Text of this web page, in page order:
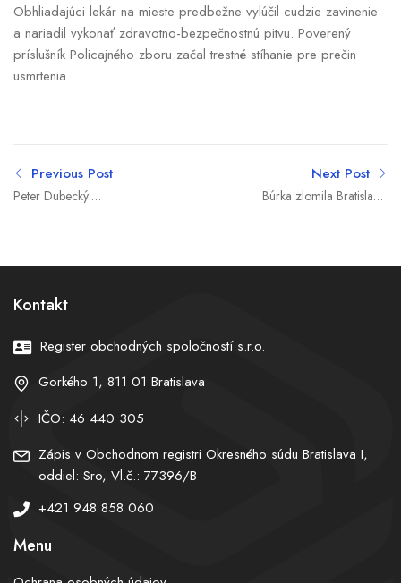
Obhliadajúci lekár na mieste predbežne vylúčil cudzie zavinenie
a nariadil vykonať zdravotno-bezpečnostnú pitvu. Poverený
príslušník Policajného zboru začal trestné stíhanie pre prečin
usmrtenia.
Previous Post
Peter Dubecký:
Next Post
Búrka zlomila Bratislavu:
Kontakt
Register obchodných spoločností s.r.o.
Gorkého 1, 811 01 Bratislava
IČO: 46 440 305
Zápis v Obchodnom registri Okresného súdu Bratislava I,
oddiel: Sro, Vl.č.: 77396/B
+421 948 858 060
Menu